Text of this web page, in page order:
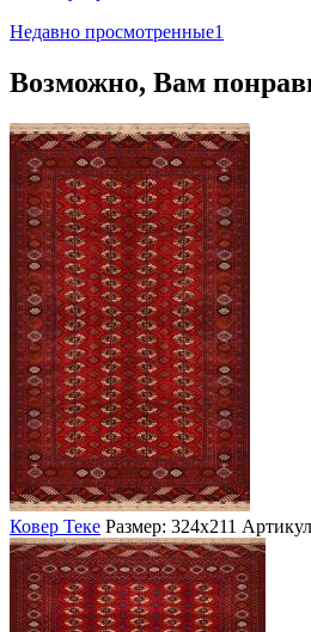
Недавно просмотренные1
Возможно, Вам
Ковер Теке Размер: 324х211